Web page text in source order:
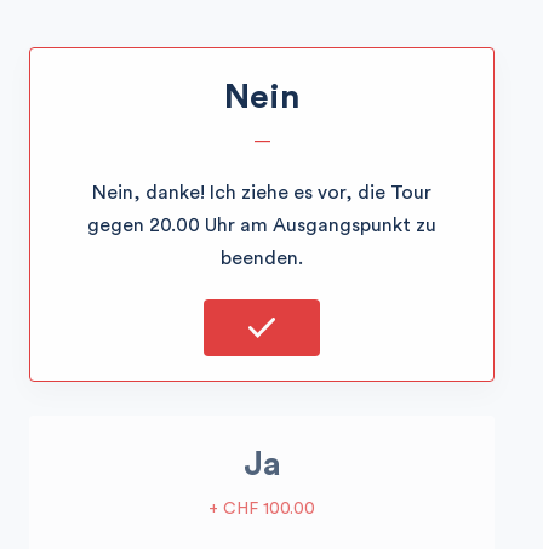
Nein
—
Nein, danke! Ich ziehe es vor, die Tour
gegen 20.00 Uhr am Ausgangspunkt zu
beenden.
Ja
+ CHF 100.00